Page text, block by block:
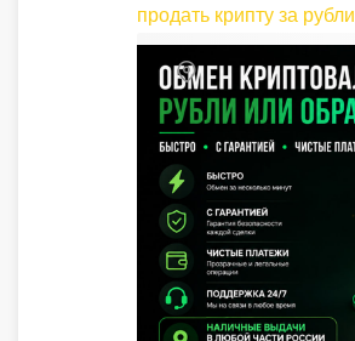
продать крипту за рубли